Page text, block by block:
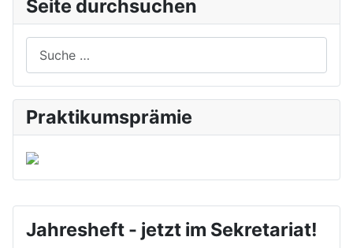
Jahresheft - jetzt im Sekretariat!
Seite durchsuchen
Praktikumsprämie